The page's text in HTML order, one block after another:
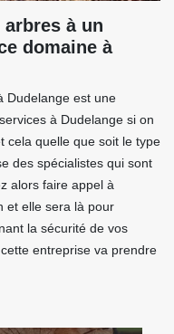
arbres à un
domaine à
Dudelange est une
à Dudelange si on
cela quelle que soit le type
des spécialistes qui sont
alors faire appel à
et elle sera là pour
la sécurité de vos
entreprise va prendre